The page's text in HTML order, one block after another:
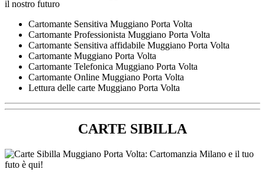
Cartomante Sensitiva Muggiano Porta Volta
Cartomante Professionista Muggiano Porta Volta
Cartomante Sensitiva affidabile Muggiano Porta Volta
Cartomante Muggiano Porta Volta
Cartomante Telefonica Muggiano Porta Volta
Cartomante Online Muggiano Porta Volta
Lettura delle carte Muggiano Porta Volta
CARTE SIBILLA